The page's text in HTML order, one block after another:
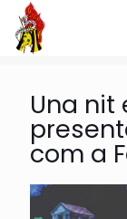
Una nit
com a